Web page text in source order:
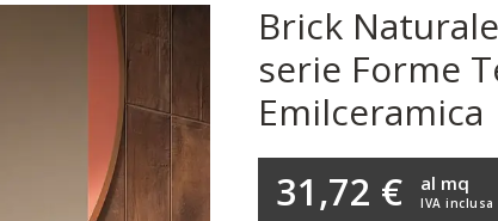
Brick
serie Forme
Emilceramica
31,72 € IVA inclusa
al mq